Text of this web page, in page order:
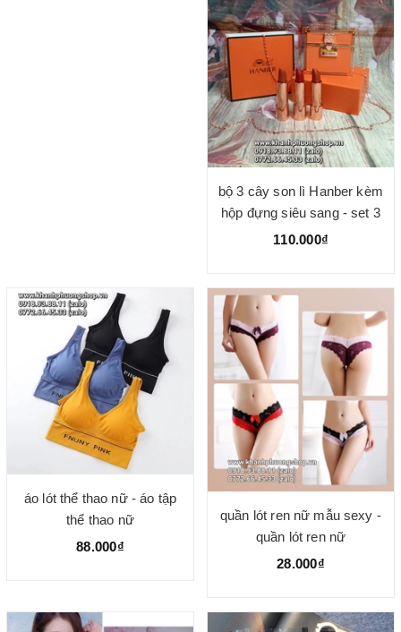
bộ 3 cây son lì Hanber kèm
hộp đựng siêu sang - set 3
son lì hanber túi dây đeo
110.000₫
áo lót thể thao nữ - áo tập
thể thao nữ
88.000₫
quần lót ren nữ mẫu sexy -
quần lót ren nữ
28.000₫